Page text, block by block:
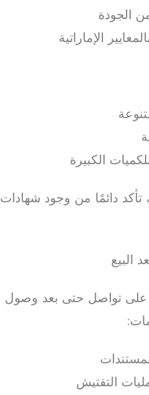
الجودة
الإماراتية
الكبيرة
تأكد دائمًا من وجود
البيع
على تواصل حتى بعد وصول
التفتيش